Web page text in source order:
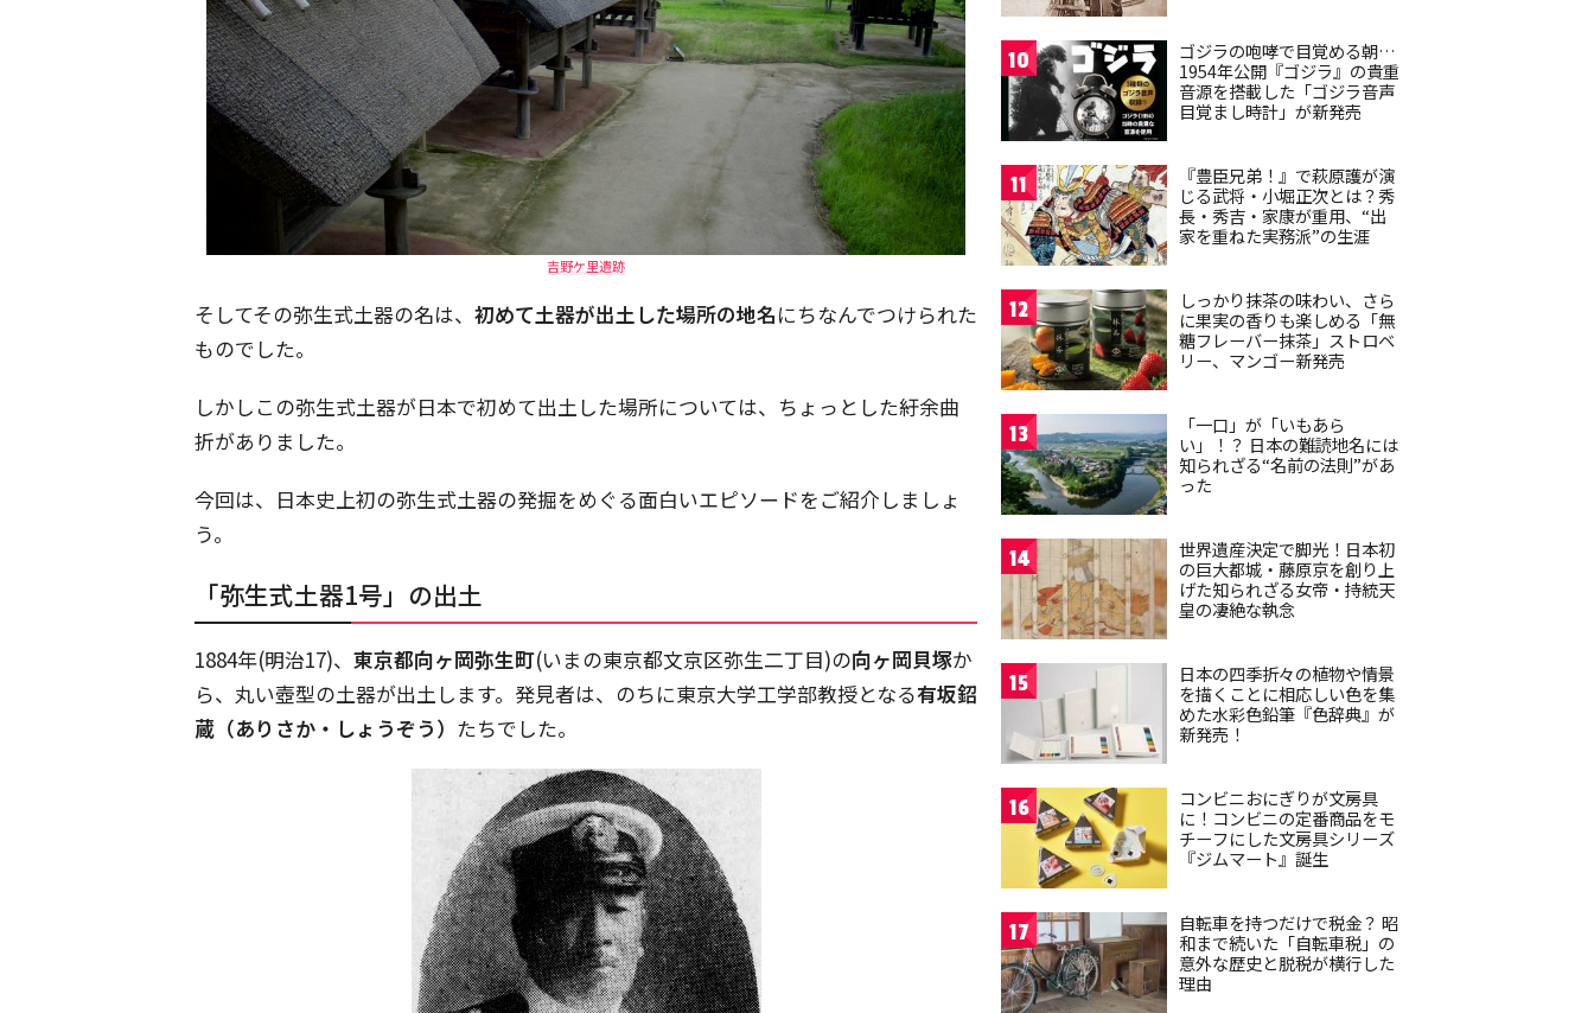
吉野ケ里遺跡
そしてその弥生式土器の名は、 初めて土器が出土した場所の地名にちなんでつけられた
ものでした。
しかしこの弥生式土器が日本で初めて出土した場所については、ちょっとした紆余曲
折がありました。
今回は、日本史上初の弥生式土器の発掘をめぐる面白いエピソードをご紹介しましょ
う。
「弥生式土器1号」の出土
1884年(明治17)、 東京都向ヶ岡弥生町(いまの東京都文京区弥生二丁目)の向ヶ岡貝塚か
ら、丸い壺型の土器が出土します。発見者は、のちに東京大学工学部教授となる有坂鉊
蔵（ありさか・しょうぞう） たちでした。
10
ゴジラの咆哮で目覚める朝…
1954年公開『ゴジラ』の貴重
音源を搭載した「ゴジラ音声
目覚まし時計」が新発売
11
『豊臣兄弟！』で萩原護が演
じる武将・小堀正次とは？秀
長・秀吉・家康が重用、“出
家を重ねた実務派”の生涯
12
しっかり抹茶の味わい、さら
に果実の香りも楽しめる「無
糖フレーバー抹茶」ストロベ
リー、マンゴー新発売
13
「一口」が「いもあら
い」！？ 日本の難読地名には
知られざる“名前の法則”があ
った
14
世界遺産決定で脚光！日本初
の巨大都城・藤原京を創り上
げた知られざる女帝・持統天
皇の凄絶な執念
15
日本の四季折々の植物や情景
を描くことに相応しい色を集
めた水彩色鉛筆『色辞典』が
新発売！
16
コンビニおにぎりが文房具
に！コンビニの定番商品をモ
チーフにした文房具シリーズ
『ジムマート』誕生
17
自転車を持つだけで税金？ 昭
和まで続いた「自転車税」の
意外な歴史と脱税が横行した
理由